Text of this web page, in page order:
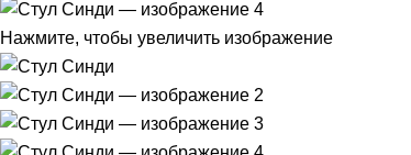
Нажмите, чтобы увеличить изображение